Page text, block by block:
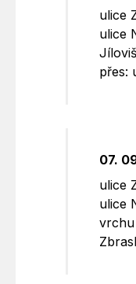
ulice
ulice
přes:
07.
ulice
ulice
vrchu